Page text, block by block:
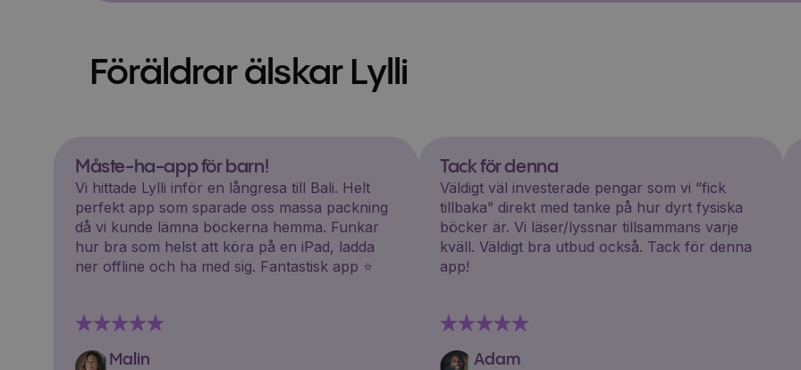
Föräldrar älskar Lylli
Måste-ha-app för barn!
Vi hittade Lylli inför en långresa till Bali. Helt
perfekt app som sparade oss massa packning
då vi kunde lämna böckerna hemma. Funkar
hur bra som helst att köra på en iPad, ladda
ner offline och ha med sig. Fantastisk app ⭐️
Malin
Tack för denna
Väldigt väl investerade pengar som vi ”fick
tillbaka” direkt med tanke på hur dyrt fysiska
böcker är. Vi läser/lyssnar tillsammans varje
kväll. Väldigt bra utbud också. Tack för denna
app!
Adam